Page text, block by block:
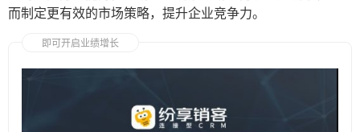
而制定更有效的市场策略，提升企业竞争力。
即可开启业绩增长